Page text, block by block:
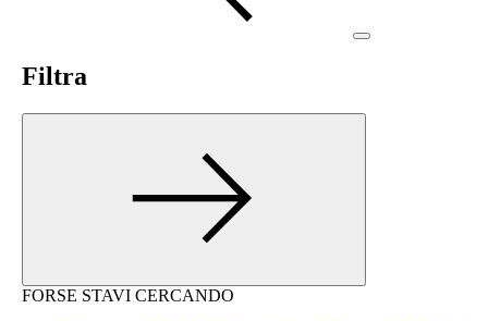
Filtra
FORSE STAVI CERCANDO